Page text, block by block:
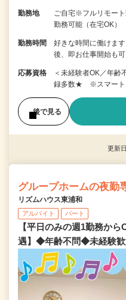
勤務地
ご自宅※フルリモー
勤務可能（在宅OK）
勤務時間
好きな時間に働けま
後、即お仕事開始も
応募資格
＜未経験者OK／年
録多数★ ※スマート
後で見る
更新
グループホームの夜勤
リズムハウス東浦和
アルバイト パート
【平日のみの週1勤務か
遇】◆年齢不問◆未経験